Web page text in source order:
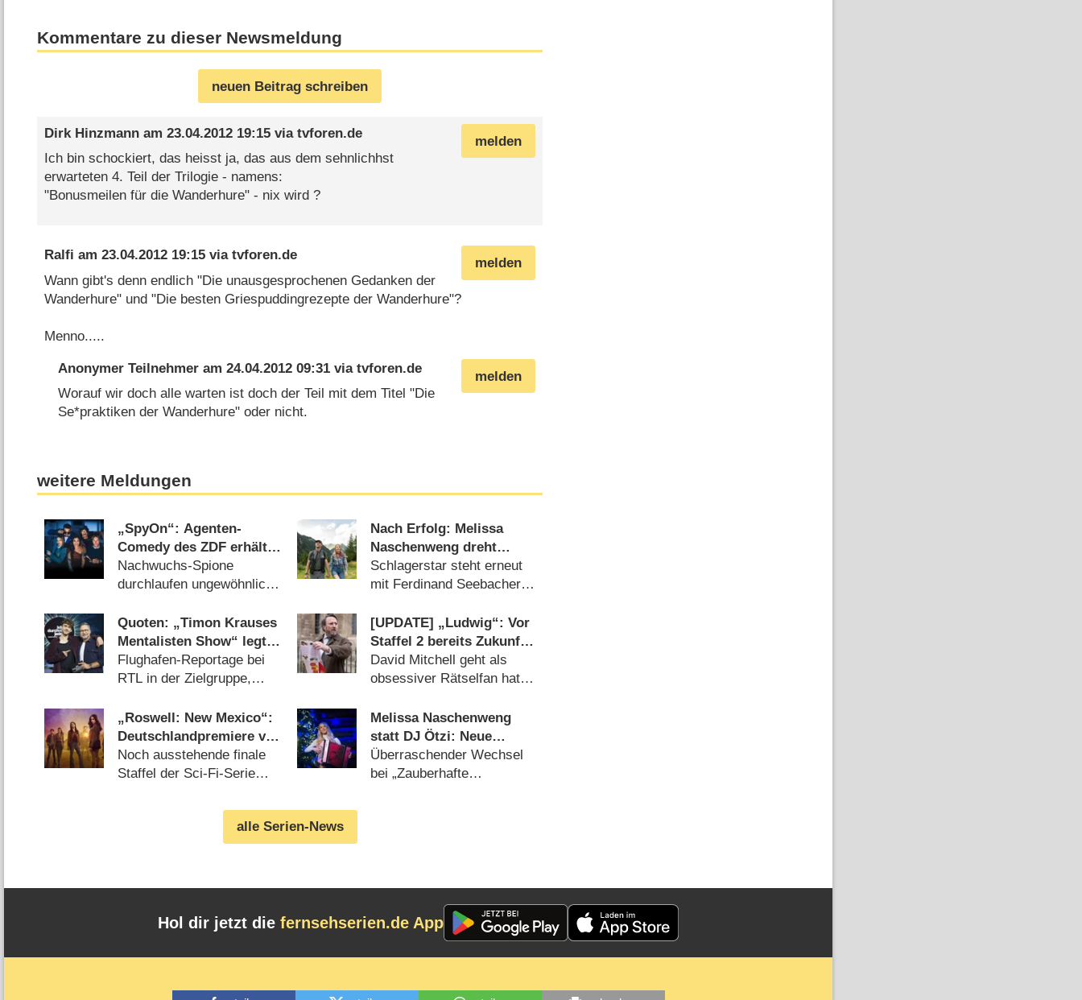
Kommentare zu dieser Newsmeldung
neuen Beitrag schreiben
melden
Dirk Hinzmannam 23.04.2012 19:15via tvforen.de
Ich bin schockiert, das heisst ja, das aus dem sehnlichhst
erwarteten 4. Teil der Trilogie - namens:
"Bonusmeilen für die Wanderhure" - nix wird ?
melden
Ralfi am 23.04.2012 19:15via tvforen.de
Wann gibt's denn endlich "Die unausgesprochenen Gedanken der
Wanderhure" und "Die besten Griespuddingrezepte der Wanderhure"?
Menno.....
melden
Anonymer Teilnehmeram 24.04.2012 09:31via tvforen.de
Worauf wir doch alle warten ist doch der Teil mit dem Titel "Die
Se*praktiken der Wanderhure" oder nicht.
weitere Meldungen
„SpyOn“: Agenten-
Comedy des ZDF erhält
Starttermin
Nachwuchs-Spione
durchlaufen ungewöhnliche
Nach Erfolg: Melissa
Naschenweng dreht
Filmfortsetzung zu
„Herzklang“
Schlagerstar steht erneut
mit Ferdinand Seebacher
Kamera (09.07.2026)
Quoten: „Timon Krauses
Mentalisten Show“ legt
überzeugenden Auftakt
hin
Flughafen-Reportage bei
RTL in der Zielgruppe,
insgesamt am stärksten
(06.08.2026)
[UPDATE] „Ludwig“: Vor
Staffel 2 bereits Zukunft
der BBC- und ZDF-
Crimecomedy gesichert
David Mitchell geht als
obsessiver Rätselfan hat
(06.08.2026)
„Roswell: New Mexico“:
Deutschlandpremiere von
Staffel 4 wird tief in der
Nacht versteckt
Noch ausstehende finale
Staffel der Sci-Fi-Serie
Melissa Naschenweng
statt DJ Ötzi: Neue
Moderatorin für
Weihnachtsshow von
Überraschender Wechsel
bei „Zauberhafte
alle Serien-News
Hol dir jetzt die fernsehserien.de App